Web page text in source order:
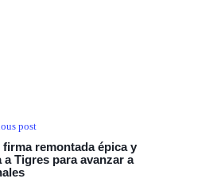
post
firma remontada épica y
a Tigres para avanzar a